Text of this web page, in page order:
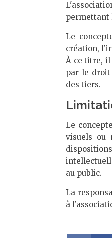
permettant
Le
création,
À ce titre, il
par le droit
des tiers.
Le
visuels ou
au public.
La
à